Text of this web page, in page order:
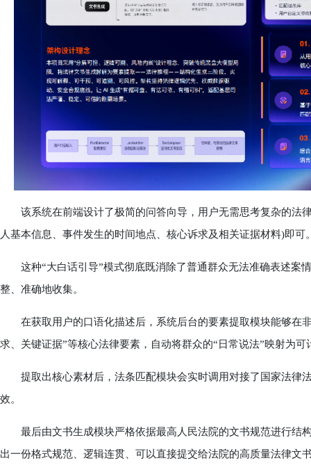
该系统在前端设计了极简的问答向导，用户无需思考复杂的法
人基本信息、事件发生的时间地点、核心诉求及相关证据材料)即可
这种“大白话引导”模式彻底既消除了普通群众无法准确表述案
整、准确地收集。
在获取用户的口语化描述后，系统后台的要素提取模块能够在
求、关键证据”等核心法律要素，自动将群众的“日常说法”映射为
提取出核心素材后，法条匹配模块会实时调用对接了国家法律
效。
最后由文书生成模块严格依据最高人民法院的文书规范进行结
出一份格式规范、逻辑连贯、可以直接提交给法院的高质量法律文